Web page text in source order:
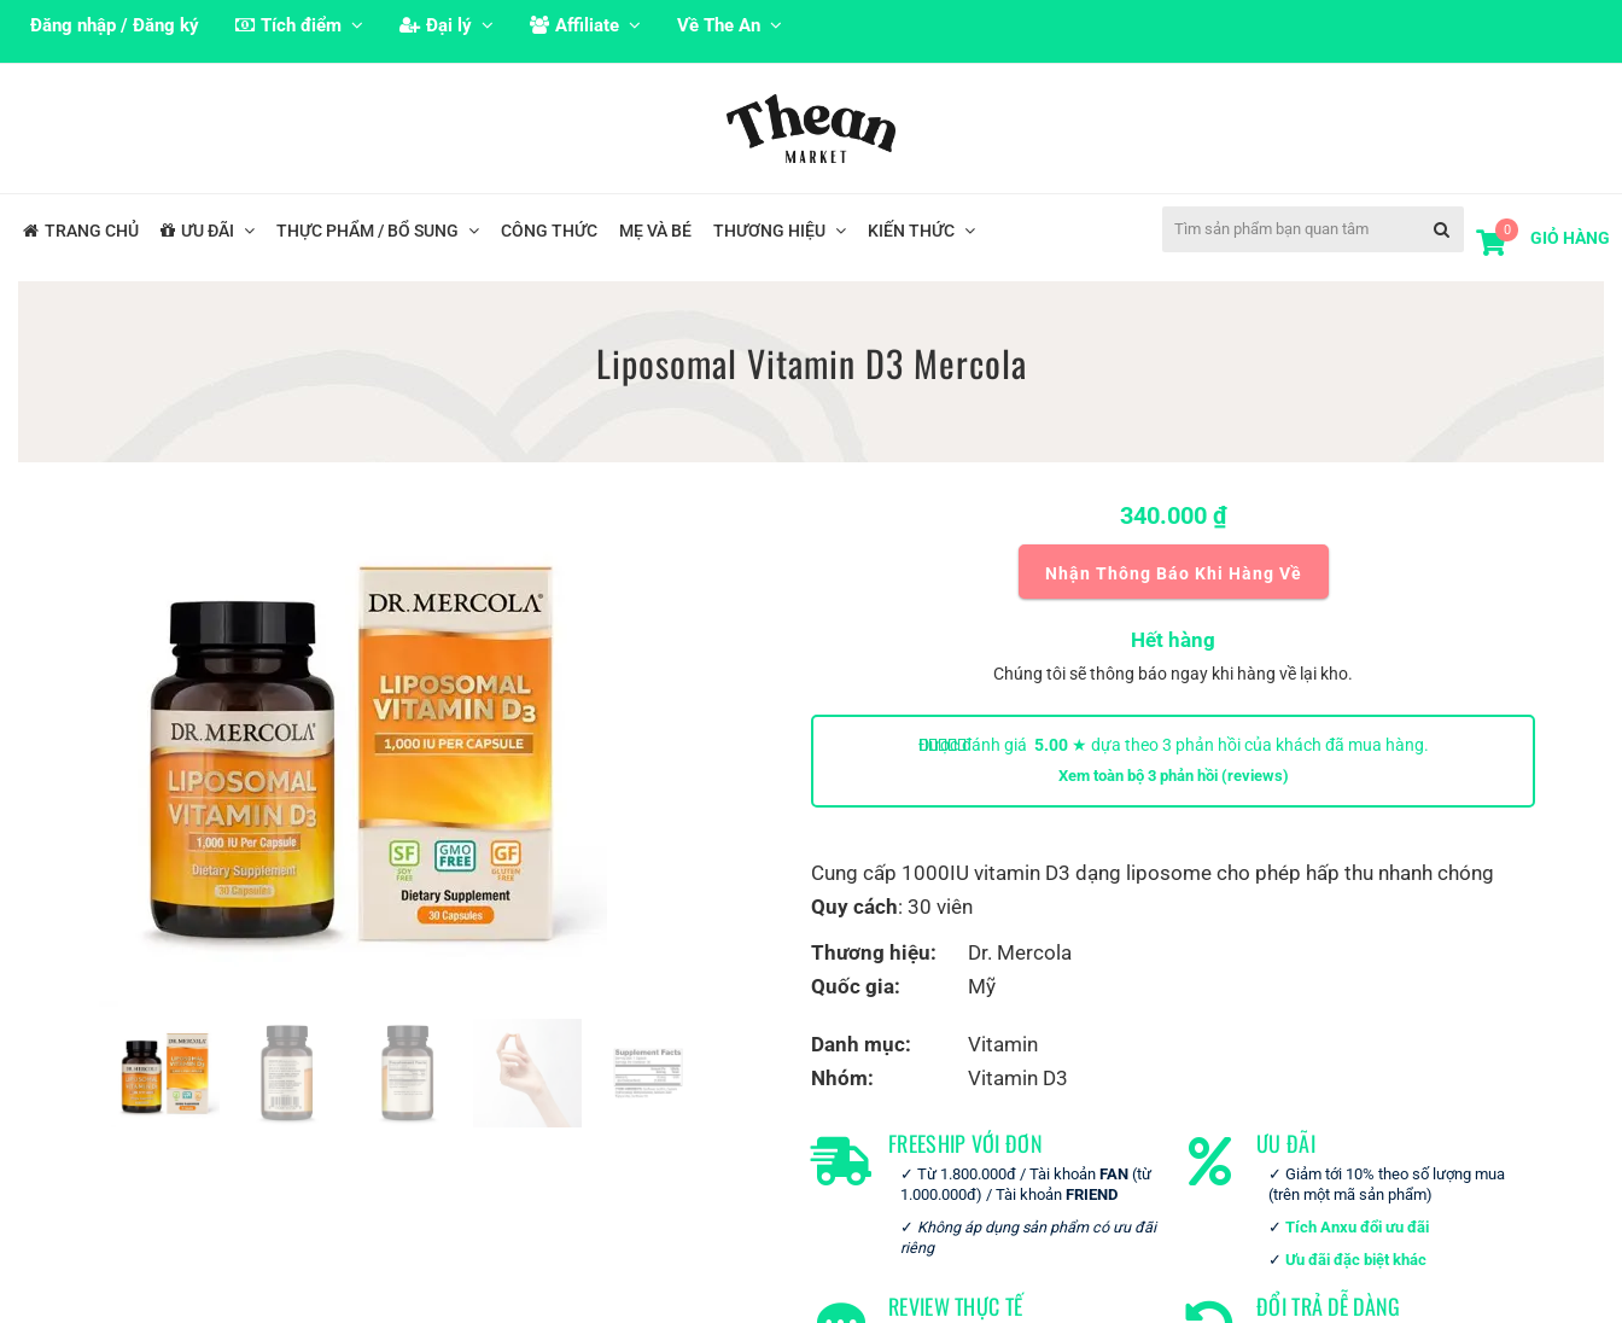
Đăng nhập / Đăng ký Tích điểm Đại lý Affiliate Về The An
TRANG CHỦ ƯU ĐÃI THỰC PHẨM / BỔ SUNG CÔNG THỨC MẸ VÀ BÉ THƯƠNG HIỆU KIẾN THỨC 0 GIỎ HÀNG
Liposomal Vitamin D3 Mercola
340.000 ₫
Nhận Thông Báo Khi Hàng Về
Hết hàng
Chúng tôi sẽ thông báo ngay khi hàng về lại kho.
Được đánh giá 5.00★ dựa theo3 phản hồi của khách đã mua hàng.
Xem toàn bộ 3phản hồi (reviews)
Cung cấp 1000IU vitamin D3 dạng liposome cho phép hấp thu nhanh chóng
Quy cách: 30 viên
Thương hiệu:
Dr. Mercola
Quốc gia:
Mỹ
Danh mục:
Vitamin
Nhóm:
Vitamin D3
FREESHIP VỚI ĐƠN
Từ 1.800.000đ / Tài khoản FAN (từ
1.000.000đ) / Tài khoản FRIEND
Không áp dụng sản phẩm có ưu đãi
riêng
ƯU ĐÃI
Giảm tới 10% theo số lượng mua
(trên một mã sản phẩm)
Tích Anxu đổi ưu đãi
Ưu đãi đặc biệt khác
REVIEW THỰC TẾ ĐỔI TRẢ DỄ DÀNG